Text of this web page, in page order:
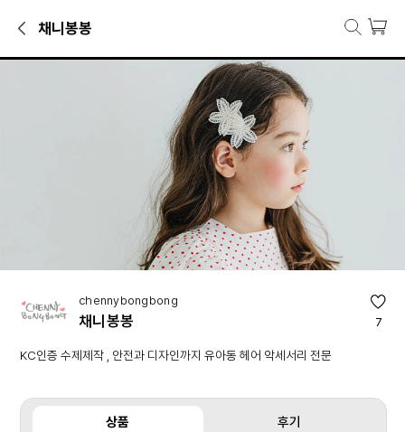
채니봉봉
비니·털모자·방한모자, 헤어핀, 스카프·목도리·장갑 등 채니봉봉 인기 상
KC인증 수제제작 , 안전과 디자인까지 유아동 헤어 악세서리 전문
chennybongbong
채니봉봉 7
KC인증 수제제작 , 안전과 디자인까지 유아동 헤어 악세서리 전문
상품 후기